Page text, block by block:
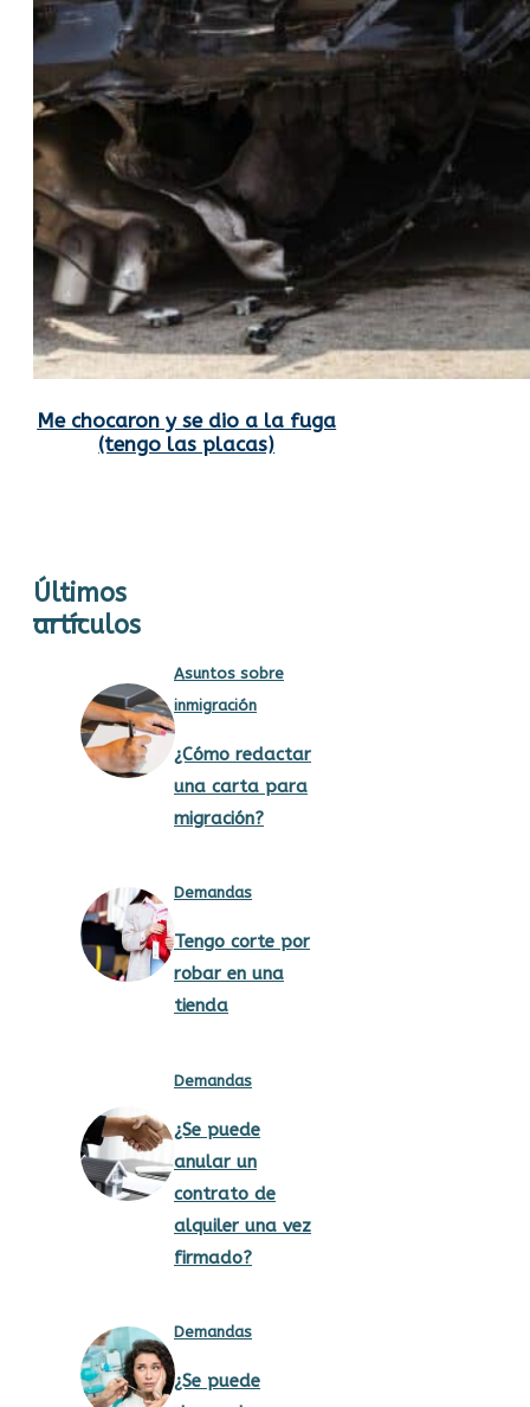
Me chocaron y se dio a la fuga
(tengo las placas)
Últimos
artículos
Asuntos sobre
inmigración
¿Cómo redactar
una carta para
migración?
Demandas
Tengo corte por
robar en una
tienda
Demandas
¿Se puede
anular un
contrato de
alquiler una vez
firmado?
Demandas
¿Se puede